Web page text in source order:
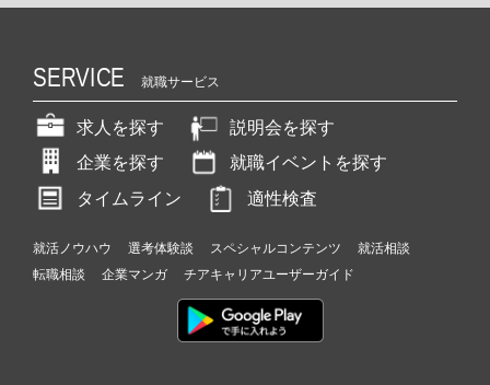
SERVICE 就職サービス
求人を探す
説明会を探す
企業を探す
就職イベントを探す
タイムライン
適性検査
就活ノウハウ 選考体験談 スペシャルコンテンツ
就活相談
転職相談
企業マンガ チアキャリアユーザーガイド